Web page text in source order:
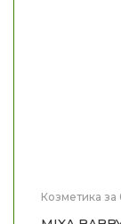
Козметика